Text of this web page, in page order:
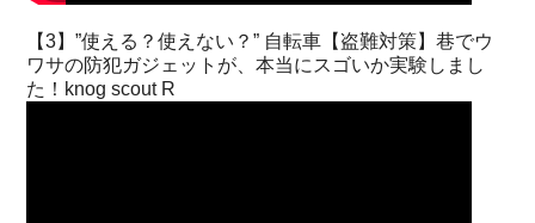
【3】”使える？使えない？” 自転車【盗難対策】巷でウ
ワサの防犯ガジェットが、本当にスゴいか実験しまし
た！knog scout R